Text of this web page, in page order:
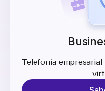
Telefonía